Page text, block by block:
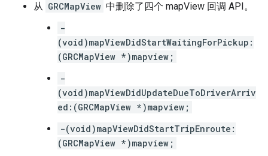
从 GRCMapView 中删除了四个 mapView 回调 API。
-
(void)mapViewDidStartWaitingForPickup:
(GRCMapView *)mapview;
-
(void)mapViewDidUpdateDueToDriverArriv
ed:(GRCMapView *)mapview;
-(void)mapViewDidStartTripEnroute:
(GRCMapView *)mapview;